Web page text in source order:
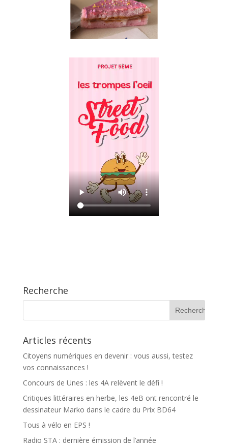
Recherche
Articles récents
Citoyens numériques en devenir : vous aussi, testez
vos connaissances !
Concours de Unes : les 4A relèvent le défi !
Critiques littéraires en herbe, les 4eB ont rencontré le
dessinateur Marko dans le cadre du Prix BD64
Tous à vélo en EPS !
Radio STA : dernière émission de l’année